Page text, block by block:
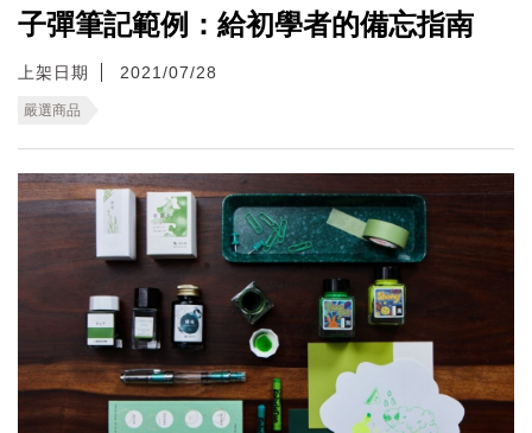
子彈筆記範例：給初學者的備忘指南
上架日期 2021/07/28
嚴選商品